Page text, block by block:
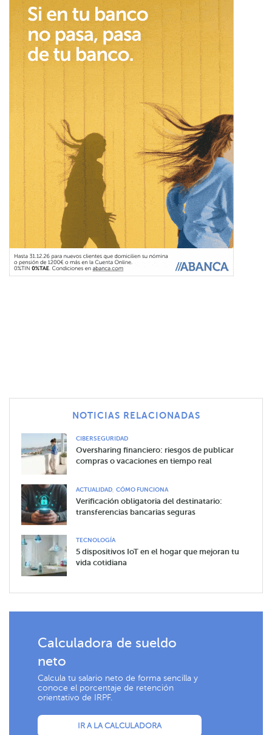
NOTICIAS RELACIONADAS
CIBERSEGURIDAD
Oversharing financiero: riesgos de publicar
compras o vacaciones en tiempo real
ACTUALIDAD CÓMO FUNCIONA
Verificación obligatoria del destinatario:
transferencias bancarias seguras
TECNOLOGÍA
5 dispositivos IoT en el hogar que mejoran tu
vida cotidiana
Calculadora de sueldo
neto
Calcula tu salario neto de forma sencilla y
conoce el porcentaje de retención
orientativo de IRPF.
IR A LA CALCULADORA